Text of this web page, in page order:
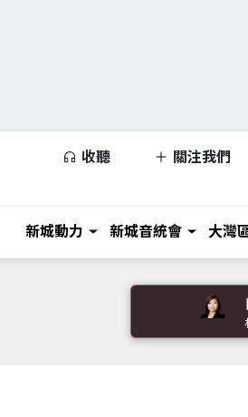
收聽 關注我們
新城動力 新城音統會 大灣